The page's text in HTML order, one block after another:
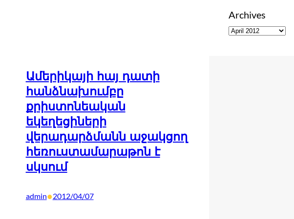
Ամերիկայի հայ դատի
հանձնախումբը
քրիստոնեական
եկեղեցիների
վերադարձմանն աջակցող
հեռուստամարաթոն է
սկսում
admin•2012/04/07
Archives